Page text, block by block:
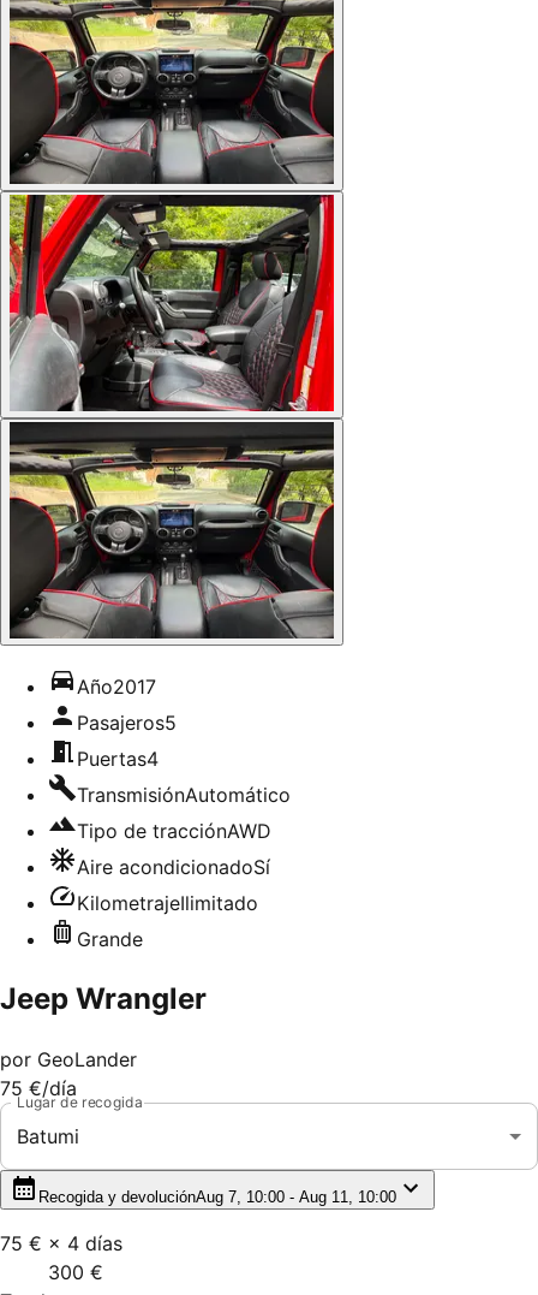
Año2017
Pasajeros5
Puertas4
TransmisiónAutomático
Tipo de tracciónAWD
Aire acondicionadoSí
KilometrajeIlimitado
Grande
Jeep Wrangler
por GeoLander
75 €/día
Lugar de recogida
Batumi
Recogida y devoluciónAug 7, 10:00 - Aug 11, 10:00
75 € × 4 días
300 €